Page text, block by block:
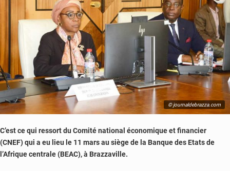
© journaldebrazza.com
C’est ce qui ressort du Comité national économique et financier
(CNEF) qui a eu lieu le 11 mars au siège de la Banque des Etats de
l’Afrique centrale (BEAC), à Brazzaville.